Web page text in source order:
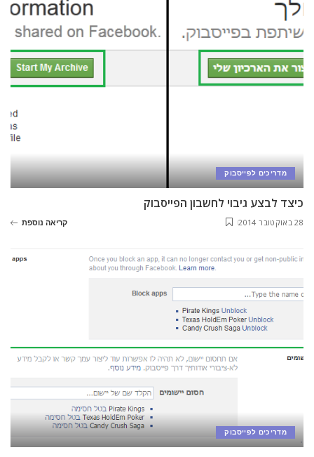
מדריכים לפייסבוק
כיצד לבצע גיבוי לחשבון הפייסבוק
28 באוקטובר 2014 קריאה נוספת
מדריכים לפייסבוק